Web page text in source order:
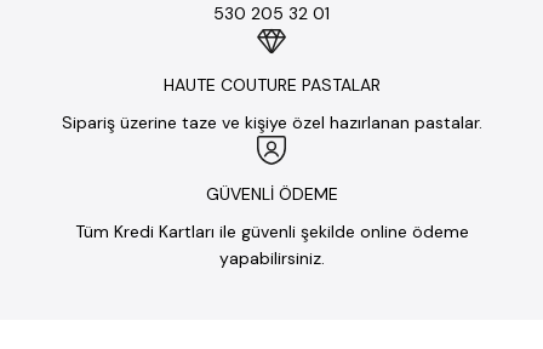
530 205 32 01
HAUTE COUTURE PASTALAR
Sipariş üzerine taze ve kişiye özel hazırlanan pastalar.
GÜVENLİ ÖDEME
Tüm Kredi Kartları ile güvenli şekilde online ödeme
yapabilirsiniz.